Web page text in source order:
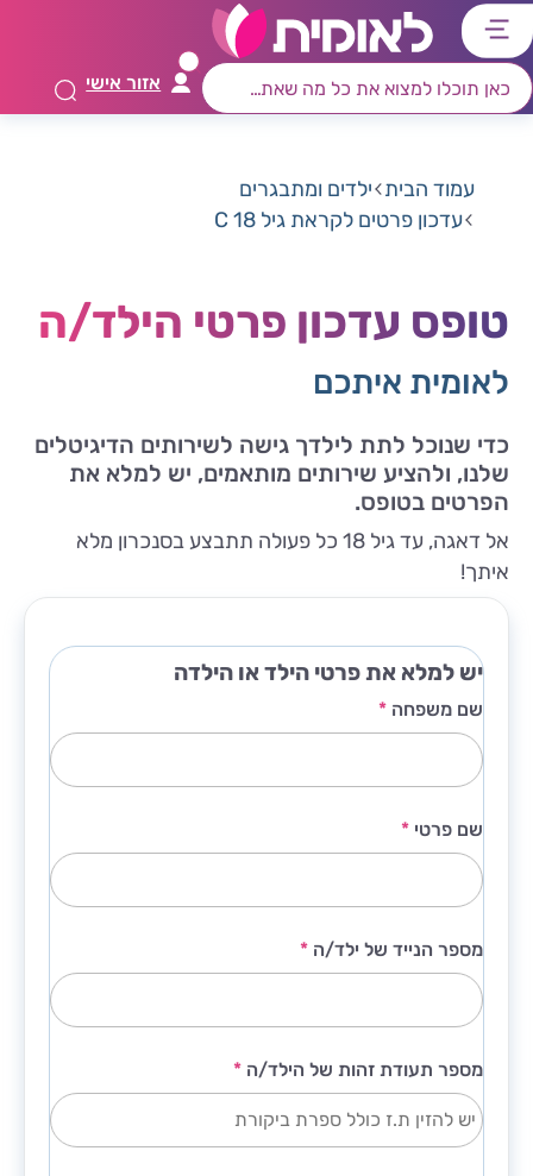
דלג
לתפריט
ראשי
דלג
לרכיב
חיפוש
דלג
לתוכן
מרכזי
דלג
לאזור
קישורים
אזור אישי
עמוד הבית ילדים ומתבגרים
עדכון פרטים לקראת גיל 18 C
טופס עדכון פרטי הילד/ה
לאומית איתכם
כדי שנוכל לתת לילדך גישה לשירותים הדיגיטלים
שלנו, ולהציע שירותים מותאמים, יש למלא את
הפרטים בטופס.
אל דאגה, עד גיל 18 כל פעולה תתבצע בסנכרון מלא
איתך!
יש למלא את פרטי הילד או הילדה
שם משפחה *
שם פרטי *
מספר הנייד של ילד/ה *
מספר תעודת זהות של הילד/ה *